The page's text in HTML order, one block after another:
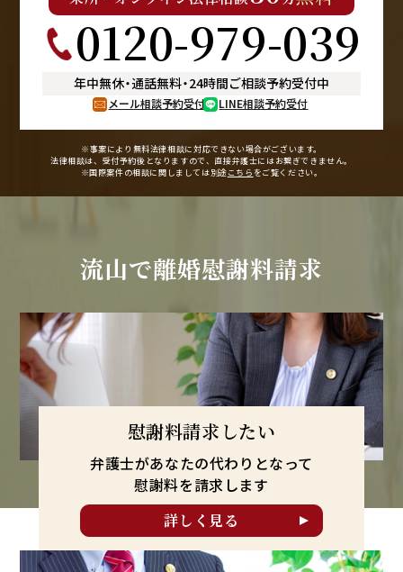
0120-979-039
年中無休・通話無料・24時間ご相談予約受付中
メール相談予約受付 LINE相談予約受付
※事案により無料法律相談に対応できない場合がございます。
法律相談は、受付予約後となりますので、 直接弁護士にはお繋ぎできません。
※国際案件の相談に関しましては別途こちら をご覧ください。
流山で離婚慰謝料請求
慰謝料請求したい
弁護士があなたの代わりとなって
慰謝料を請求します
詳しく見る